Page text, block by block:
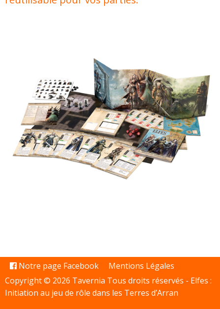
Notre page Facebook
Mentions Légales
Copyright © 2026 Tavernia Tous droits réservés - Elfes :
Initiation au jeu de rôle dans les Terres d’Arran